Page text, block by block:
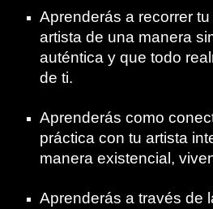
Aprenderás a recorrer
artista de una manera
auténtica y que todo
de ti.
Aprenderás como
práctica con tu artista
manera existencial,
Aprenderás a través de